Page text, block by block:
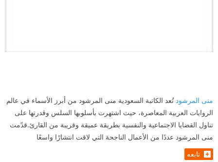
منى المرشود تُعد الكاتبة السعودية منى المرشود من أبرز الأسماء في عالم
الروايات العربية المعاصرة، حيث اشتهرت بأسلوبها السلس وقدرتها على
تناول القضايا الاجتماعية والنفسية بطريقة عميقة وقريبة من القارئ.قدّمت
منى المرشود عددًا من الأعمال الناجحة التي لاقت انتشارًا واسعًا
تابعه